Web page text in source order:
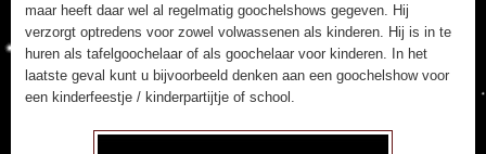
maar heeft daar wel al regelmatig goochelshows gegeven. Hij
verzorgt optredens voor zowel volwassenen als kinderen. Hij is in te
huren als tafelgoochelaar of als goochelaar voor kinderen. In het
laatste geval kunt u bijvoorbeeld denken aan een goochelshow voor
een kinderfeestje / kinderpartijtje of school.